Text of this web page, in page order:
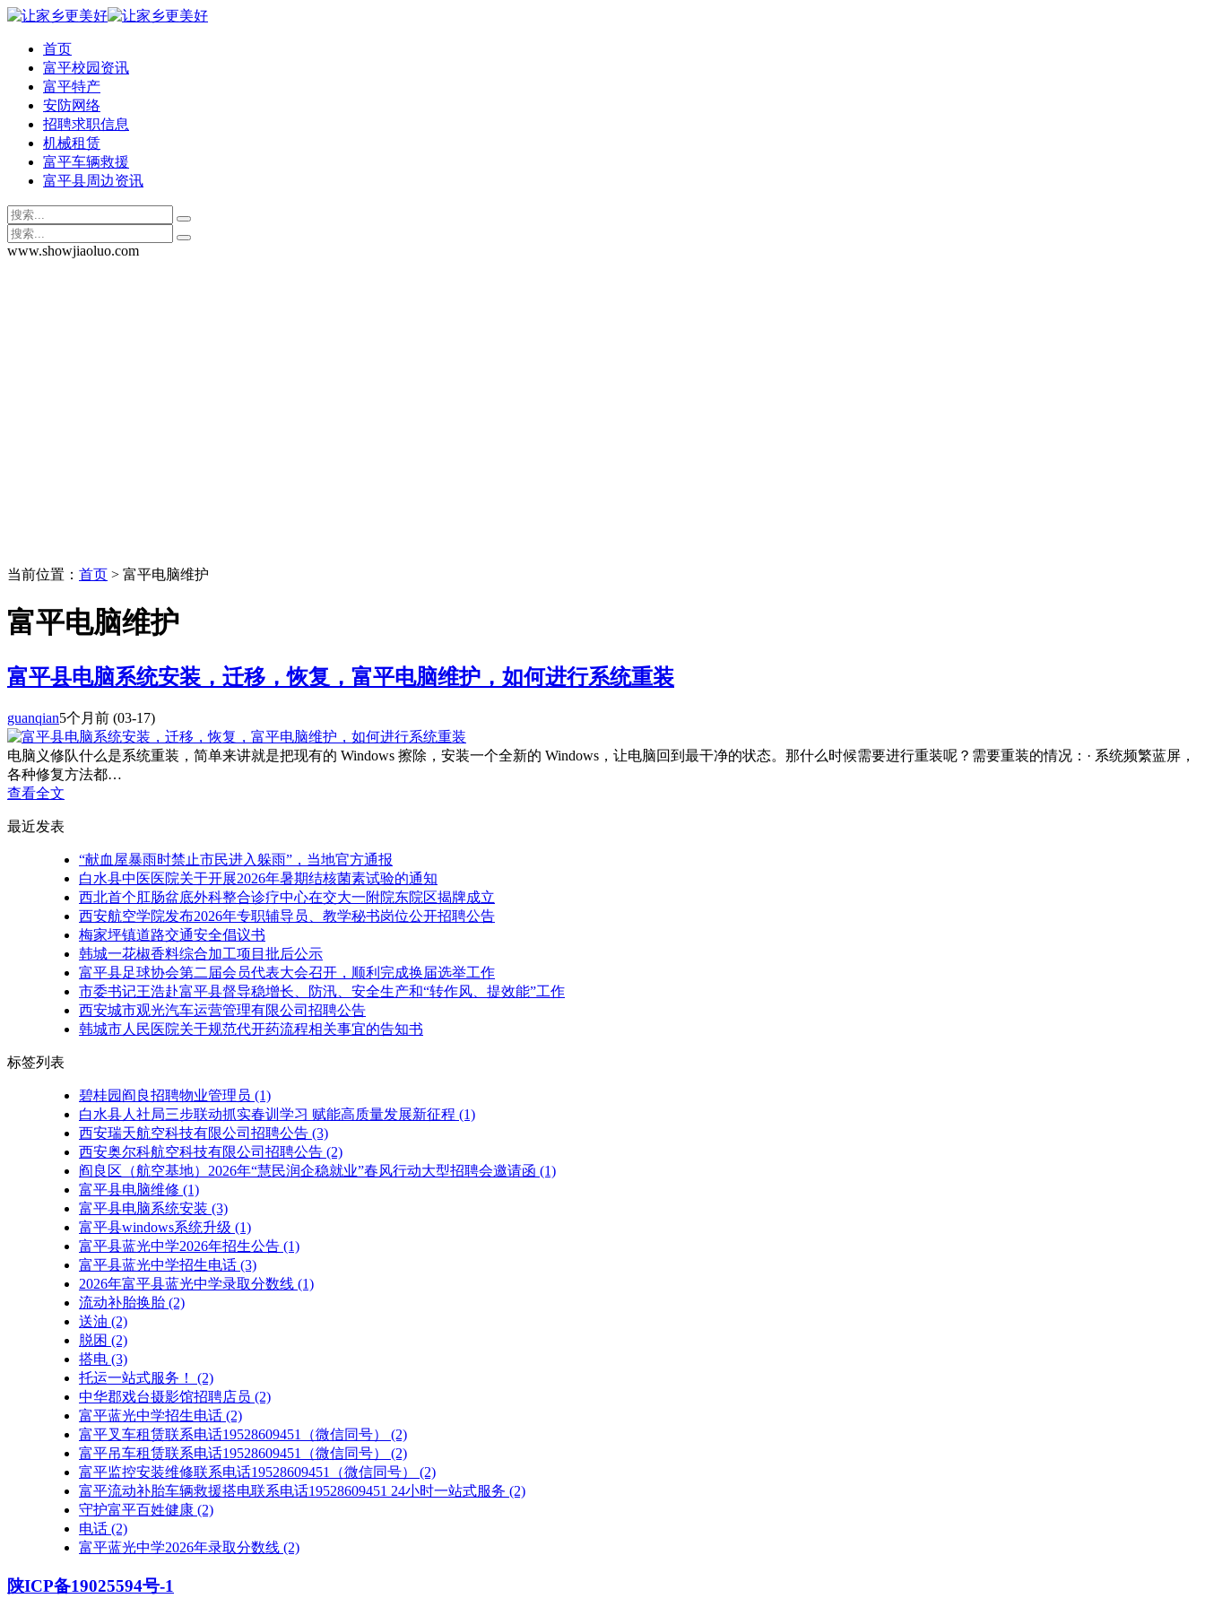
首页
富平校园资讯
富平特产
安防网络
招聘求职信息
机械租赁
富平车辆救援
富平县周边资讯
www.showjiaoluo.com
当前位置： 首页 > 富平电脑维护
富平电脑维护
富平县电脑系统安装，迁移，恢复，富平电脑维护，如何进行系统重装
guanqian5个月前 (03-17)
电脑义修队什么是系统重装，简单来讲就是把现有的 Windows 擦除，安装一个全新的 Windows，让电脑回到最干净的状态。那什么时候需要进行重装呢？需要重装的情况：· 系统频繁蓝屏，
各种修复方法都…
查看全文
最近发表
“献血屋暴雨时禁止市民进入躲雨”，当地官方通报
白水县中医医院关于开展2026年暑期结核菌素试验的通知
西北首个肛肠盆底外科整合诊疗中心在交大一附院东院区揭牌成立
西安航空学院发布2026年专职辅导员、教学秘书岗位公开招聘公告
梅家坪镇道路交通安全倡议书
韩城一花椒香料综合加工项目批后公示
富平县足球协会第二届会员代表大会召开，顺利完成换届选举工作
市委书记王浩赴富平县督导稳增长、防汛、安全生产和“转作风、提效能”工作
西安城市观光汽车运营管理有限公司招聘公告
韩城市人民医院关于规范代开药流程相关事宜的告知书
标签列表
碧桂园阎良招聘物业管理员 (1)
白水县人社局三步联动抓实春训学习 赋能高质量发展新征程 (1)
西安瑞天航空科技有限公司招聘公告 (3)
西安奥尔科航空科技有限公司招聘公告 (2)
阎良区（航空基地）2026年“慧民润企稳就业”春风行动大型招聘会邀请函 (1)
富平县电脑维修 (1)
富平县电脑系统安装 (3)
富平县windows系统升级 (1)
富平县蓝光中学2026年招生公告 (1)
富平县蓝光中学招生电话 (3)
2026年富平县蓝光中学录取分数线 (1)
流动补胎换胎 (2)
送油 (2)
脱困 (2)
搭电 (3)
托运一站式服务！
(2)
中华郡戏台摄影馆招聘店员 (2)
富平蓝光中学招生电话 (2)
富平叉车租赁联系电话19528609451（微信同号）
(2)
富平吊车租赁联系电话19528609451（微信同号）
(2)
富平监控安装维修联系电话19528609451（微信同号）
(2)
富平流动补胎车辆救援搭电联系电话19528609451 24小时一站式服务 (2)
守护富平百姓健康 (2)
电话 (2)
富平蓝光中学2026年录取分数线 (2)
陕ICP备19025594号-1